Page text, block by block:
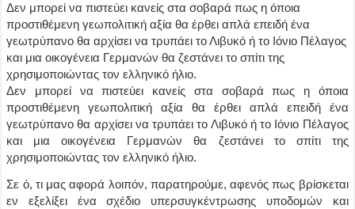
Δεν μπορεί να πιστεύει κανείς στα σοβαρά πως η όποια
προστιθέμενη γεωπολιτική αξία θα έρθει απλά επειδή ένα
γεωτρύπανο θα αρχίσει να τρυπάει το Λιβυκό ή το Ιόνιο Πέλαγος
και μια οικογένεια Γερμανών θα ζεστάνει το σπίτι της
χρησιμοποιώντας τον ελληνικό ήλιο.
Δεν μπορεί να πιστεύει κανείς στα σοβαρά πως η όποια
προστιθέμενη γεωπολιτική αξία θα έρθει απλά επειδή ένα
γεωτρύπανο θα αρχίσει να τρυπάει το Λιβυκό ή το Ιόνιο Πέλαγος
και μια οικογένεια Γερμανών θα ζεστάνει το σπίτι της
χρησιμοποιώντας τον ελληνικό ήλιο.
Σε ό, τι μας αφορά λοιπόν, παρατηρούμε, αφενός πως βρίσκεται
εν εξελίξει ένα σχέδιο υπερσυγκέντρωσης υποδομών και